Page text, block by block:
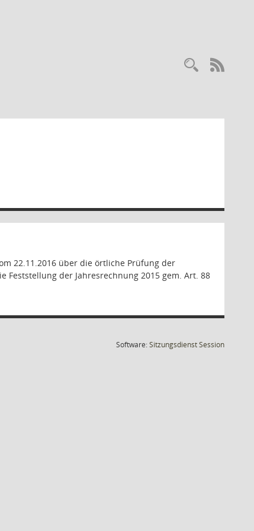
22.11.2016 über die örtliche Prüfung der
Feststellung der Jahresrechnung 2015 gem. Art. 88
Software:SitzungsdienstSession(Wird in